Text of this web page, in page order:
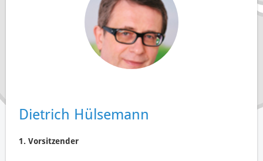
Dietrich Hülsemann
1. Vorsitzender